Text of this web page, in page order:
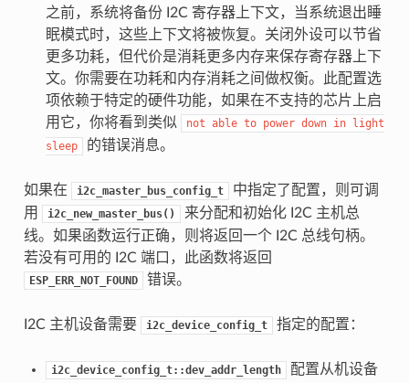
之前，系统将备份 I2C 寄存器上下文，当系统退出睡
眠模式时，这些上下文将被恢复。关闭外设可以节省
更多功耗，但代价是消耗更多内存来保存寄存器上下
文。你需要在功耗和内存消耗之间做权衡。此配置选
项依赖于特定的硬件功能，如果在不支持的芯片上启
用它，你将看到类似
not able to power down in light
sleep
的错误消息。
如果在 i2c_master_bus_config_t
中指定了配置，则可调
用
i2c_new_master_bus()
来分配和初始化 I2C 主机总
线。如果函数运行正确，则将返回一个 I2C 总线句柄。
若没有可用的 I2C 端口，此函数将返回
ESP_ERR_NOT_FOUND 错误。
I2C 主机设备需要 i2c_device_config_t 指定的配置：
i2c_device_config_t::dev_addr_length
配置从机设备